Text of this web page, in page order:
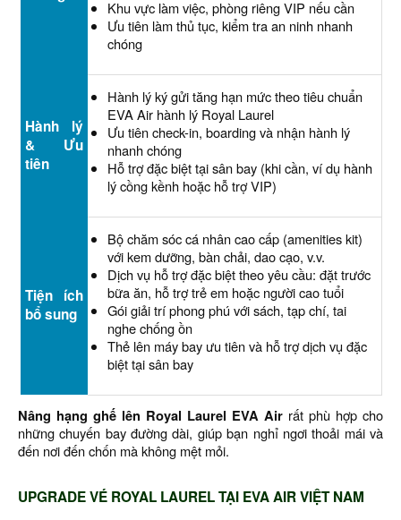
Khu vực làm việc, phòng riêng VIP nếu cần
Ưu tiên làm thủ tục, kiểm tra an ninh nhanh
chóng
Hành lý
& Ưu
tiên
Hành lý ký gửi tăng hạn mức theo tiêu chuẩn
EVA Air hành lý Royal Laurel
Ưu tiên check-in, boarding và nhận hành lý
nhanh chóng
Hỗ trợ đặc biệt tại sân bay (khi cần, ví dụ hành
lý cồng kềnh hoặc hỗ trợ VIP)
Tiện ích
bổ sung
Bộ chăm sóc cá nhân cao cấp (amenities kit)
với kem dưỡng, bàn chải, dao cạo, v.v.
Dịch vụ hỗ trợ đặc biệt theo yêu cầu: đặt trước
bữa ăn, hỗ trợ trẻ em hoặc người cao tuổi
Gói giải trí phong phú với sách, tạp chí, tai
nghe chống ồn
Thẻ lên máy bay ưu tiên và hỗ trợ dịch vụ đặc
biệt tại sân bay
Nâng hạng ghế lên Royal Laurel EVA Air rất phù hợp cho
những chuyến bay đường dài, giúp bạn nghỉ ngơi thoải mái và
đến nơi đến chốn mà không mệt mỏi.
UPGRADE VÉ ROYAL LAUREL TẠI EVA AIR VIỆT NAM